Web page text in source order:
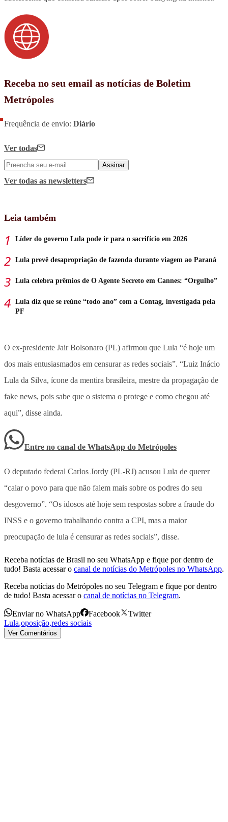
Receba no seu email as notícias de Boletim
Metrópoles
Frequência de envio: Diário
Ver todas
Assinar
Ver todas as newsletters
Leia também
Líder do governo Lula pode ir para o sacrifício em 2026
Lula prevê desapropriação de fazenda durante viagem ao Paraná
Lula celebra prêmios de O Agente Secreto em Cannes: “Orgulho”
Lula diz que se reúne “todo ano” com a Contag, investigada pela
PF
O ex-presidente Jair Bolsonaro (PL) afirmou que Lula “é hoje um
dos mais entusiasmados em censurar as redes sociais”. “Luiz Inácio
Lula da Silva, ícone da mentira brasileira, mestre da propagação de
fake news, pois sabe que o sistema o protege e como chegou até
aqui”, disse ainda.
Entre no canal de WhatsApp do Metrópoles
O deputado federal Carlos Jordy (PL-RJ) acusou Lula de querer
“calar o povo para que não falem mais sobre os podres do seu
desgoverno”. “Os idosos até hoje sem respostas sobre a fraude do
INSS e o governo trabalhando contra a CPI, mas a maior
preocupação de lula é censurar as redes sociais”, disse.
Receba notícias de Brasil no seu WhatsApp e fique por dentro de
tudo! Basta acessar o canal de notícias do Metrópoles no WhatsApp.
Receba notícias do Metrópoles no seu Telegram e fique por dentro
de tudo! Basta acessar o canal de notícias no Telegram.
Enviar no WhatsApp Facebook
Twitter
Lula,oposição,redes sociais
Ver Comentários